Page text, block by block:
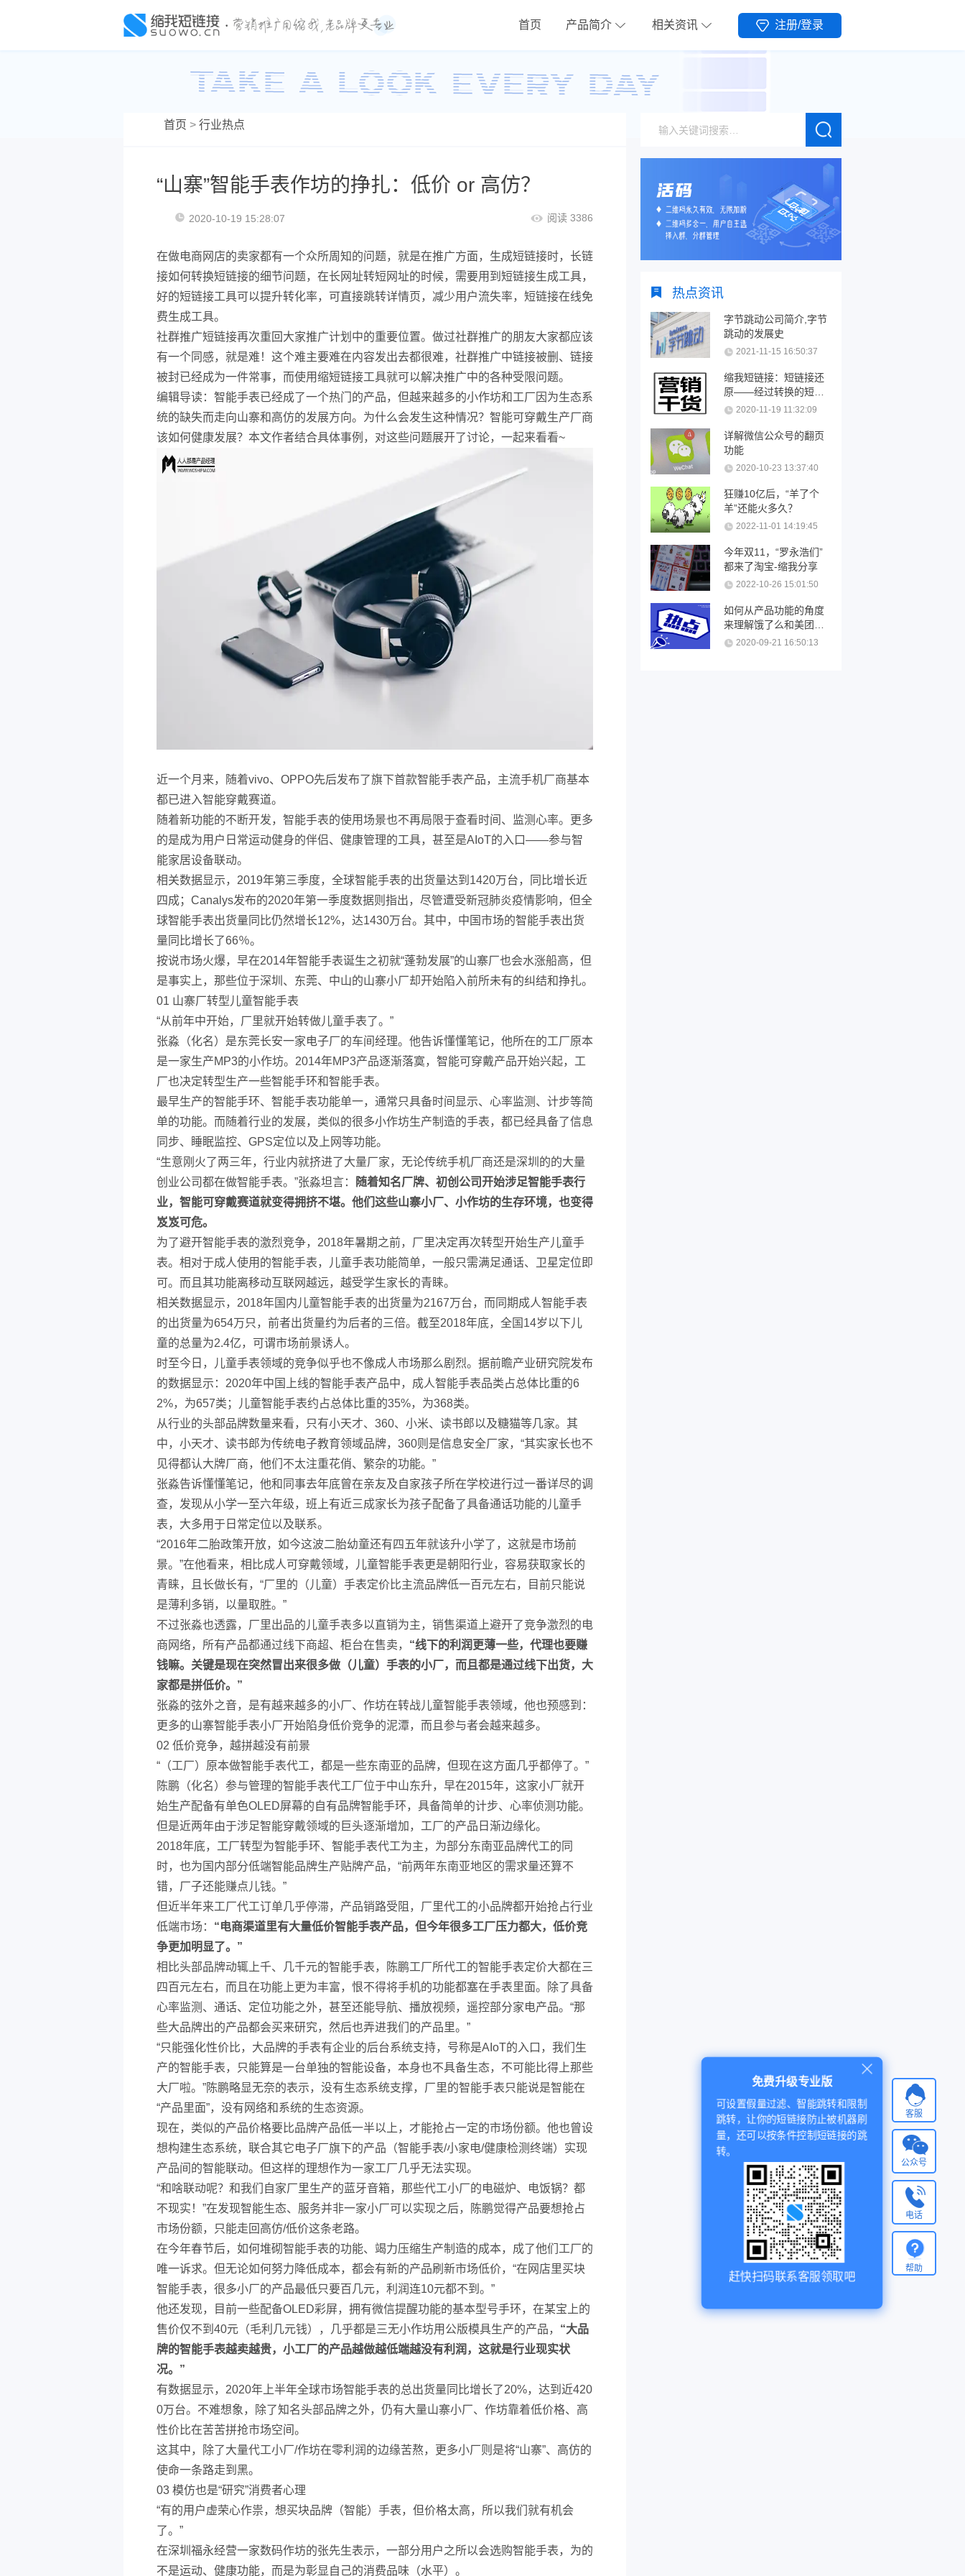
首页 产品简介 相关资讯 注册/登录
首页 > 行业热点
“山寨”智能手表作坊的挣扎：低价 or 高仿？
2020-10-19 15:28:07 阅读 3386
在做电商网店的卖家都有一个众所周知的问题，就是在推广方面，生成短链接时，长链
接如何转换短链接的细节问题，在长网址转短网址的时候，需要用到短链接生成工具，
好的短链接工具可以提升转化率，可直接跳转详情页，减少用户流失率，短链接在线免
费生成工具。
社群推广短链接再次重回大家推广计划中的重要位置。做过社群推广的朋友大家都应该
有一个同感，就是难！这个难主要难在内容发出去都很难，社群推广中链接被删、链接
被封已经成为一件常事，而使用缩短链接工具就可以解决推广中的各种受限问题。
编辑导读：智能手表已经成了一个热门的产品，但越来越多的小作坊和工厂因为生态系
统的缺失而走向山寨和高仿的发展方向。为什么会发生这种情况？智能可穿戴生产厂商
该如何健康发展？本文作者结合具体事例，对这些问题展开了讨论，一起来看看~
近一个月来，随着vivo、OPPO先后发布了旗下首款智能手表产品，主流手机厂商基本
都已进入智能穿戴赛道。
随着新功能的不断开发，智能手表的使用场景也不再局限于查看时间、监测心率。更多
的是成为用户日常运动健身的伴侣、健康管理的工具，甚至是AIoT的入口——参与智
能家居设备联动。
相关数据显示，2019年第三季度，全球智能手表的出货量达到1420万台，同比增长近
四成；Canalys发布的2020年第一季度数据则指出，尽管遭受新冠肺炎疫情影响，但全
球智能手表出货量同比仍然增长12%，达1430万台。其中，中国市场的智能手表出货
量同比增长了66％。
按说市场火爆，早在2014年智能手表诞生之初就“蓬勃发展”的山寨厂也会水涨船高，但
是事实上，那些位于深圳、东莞、中山的山寨小厂却开始陷入前所未有的纠结和挣扎。
01 山寨厂转型儿童智能手表
“从前年中开始，厂里就开始转做儿童手表了。”
张淼（化名）是东莞长安一家电子厂的车间经理。他告诉懂懂笔记，他所在的工厂原本
是一家生产MP3的小作坊。2014年MP3产品逐渐落寞，智能可穿戴产品开始兴起，工
厂也决定转型生产一些智能手环和智能手表。
最早生产的智能手环、智能手表功能单一，通常只具备时间显示、心率监测、计步等简
单的功能。而随着行业的发展，类似的很多小作坊生产制造的手表，都已经具备了信息
同步、睡眠监控、GPS定位以及上网等功能。
“生意刚火了两三年，行业内就挤进了大量厂家，无论传统手机厂商还是深圳的的大量
创业公司都在做智能手表。”张淼坦言：
随着知名厂牌、初创公司开始涉足智能手表行
业，智能可穿戴赛道就变得拥挤不堪。他们这些山寨小厂、小作坊的生存环境，也变得
岌岌可危。
为了避开智能手表的激烈竞争，2018年暑期之前，厂里决定再次转型开始生产儿童手
表。相对于成人使用的智能手表，儿童手表功能简单，一般只需满足通话、卫星定位即
可。而且其功能离移动互联网越远，越受学生家长的青睐。
相关数据显示，2018年国内儿童智能手表的出货量为2167万台，而同期成人智能手表
的出货量为654万只，前者出货量约为后者的三倍。截至2018年底，全国14岁以下儿
童的总量为2.4亿，可谓市场前景诱人。
时至今日，儿童手表领域的竞争似乎也不像成人市场那么剧烈。据前瞻产业研究院发布
的数据显示：2020年中国上线的智能手表产品中，成人智能手表品类占总体比重的6
2%，为657类；儿童智能手表约占总体比重的35%，为368类。
从行业的头部品牌数量来看，只有小天才、360、小米、读书郎以及糖猫等几家。其
中，小天才、读书郎为传统电子教育领域品牌，360则是信息安全厂家，“其实家长也不
见得都认大牌厂商，他们不太注重花俏、繁杂的功能。”
张淼告诉懂懂笔记，他和同事去年底曾在亲友及自家孩子所在学校进行过一番详尽的调
查，发现从小学一至六年级，班上有近三成家长为孩子配备了具备通话功能的儿童手
表，大多用于日常定位以及联系。
“2016年二胎政策开放，如今这波二胎幼童还有四五年就该升小学了，这就是市场前
景。”在他看来，相比成人可穿戴领域，儿童智能手表更是朝阳行业，容易获取家长的
青睐，且长做长有，“厂里的（儿童）手表定价比主流品牌低一百元左右，目前只能说
是薄利多销，以量取胜。”
不过张淼也透露，厂里出品的儿童手表多以直销为主，销售渠道上避开了竞争激烈的电
商网络，所有产品都通过线下商超、柜台在售卖， “线下的利润更薄一些，代理也要赚
钱嘛。关键是现在突然冒出来很多做（儿童）手表的小厂，而且都是通过线下出货，大
家都是拼低价。”
张淼的弦外之音，是有越来越多的小厂、作坊在转战儿童智能手表领域，他也预感到：
更多的山寨智能手表小厂开始陷身低价竞争的泥潭，而且参与者会越来越多。
02 低价竞争，越拼越没有前景
“（工厂）原本做智能手表代工，都是一些东南亚的品牌，但现在这方面几乎都停了。”
陈鹏（化名）参与管理的智能手表代工厂位于中山东升，早在2015年，这家小厂就开
始生产配备有单色OLED屏幕的自有品牌智能手环，具备简单的计步、心率侦测功能。
但是近两年由于涉足智能穿戴领域的巨头逐渐增加，工厂的产品日渐边缘化。
2018年底，工厂转型为智能手环、智能手表代工为主，为部分东南亚品牌代工的同
时，也为国内部分低端智能品牌生产贴牌产品，“前两年东南亚地区的需求量还算不
错，厂子还能赚点儿钱。”
但近半年来工厂代工订单几乎停滞，产品销路受阻，厂里代工的小品牌都开始抢占行业
低端市场： “电商渠道里有大量低价智能手表产品，但今年很多工厂压力都大，低价竞
争更加明显了。”
相比头部品牌动辄上千、几千元的智能手表，陈鹏工厂所代工的智能手表定价大都在三
四百元左右，而且在功能上更为丰富，恨不得将手机的功能都塞在手表里面。除了具备
心率监测、通话、定位功能之外，甚至还能导航、播放视频，遥控部分家电产品。“那
些大品牌出的产品都会买来研究，然后也弄进我们的产品里。”
“只能强化性价比，大品牌的手表有企业的后台系统支持，号称是AIoT的入口，我们生
产的智能手表，只能算是一台单独的智能设备，本身也不具备生态，不可能比得上那些
大厂啦。”陈鹏略显无奈的表示，没有生态系统支撑，厂里的智能手表只能说是智能在
“产品里面”，没有网络和系统的生态资源。
现在，类似的产品价格要比品牌产品低一半以上，才能抢占一定的市场份额。他也曾设
想构建生态系统，联合其它电子厂旗下的产品（智能手表/小家电/健康检测终端）实现
产品间的智能联动。但这样的理想作为一家工厂几乎无法实现。
“和啥联动呢？和我们自家厂里生产的蓝牙音箱，那些代工小厂的电磁炉、电饭锅？都
不现实！”在发现智能生态、服务并非一家小厂可以实现之后，陈鹏觉得产品要想抢占
市场份额，只能走回高仿/低价这条老路。
在今年春节后，如何堆砌智能手表的功能、竭力压缩生产制造的成本，成了他们工厂的
唯一诉求。但无论如何努力降低成本，都会有新的产品刷新市场低价，“在网店里买块
智能手表，很多小厂的产品最低只要百几元，利润连10元都不到。”
他还发现，目前一些配备OLED彩屏，拥有微信提醒功能的基本型号手环，在某宝上的
售价仅不到40元（毛利几元钱），几乎都是三无小作坊用公版模具生产的产品， “大品
牌的智能手表越卖越贵，小工厂的产品越做越低端越没有利润，这就是行业现实状
况。”
有数据显示，2020年上半年全球市场智能手表的总出货量同比增长了20%，达到近420
0万台。不难想象，除了知名头部品牌之外，仍有大量山寨小厂、作坊靠着低价格、高
性价比在苦苦拼抢市场空间。
这其中，除了大量代工小厂/作坊在零利润的边缘苦熬，更多小厂则是将“山寨”、高仿的
使命一条路走到黑。
03 模仿也是“研究”消费者心理
“有的用户虚荣心作祟，想买块品牌（智能）手表，但价格太高，所以我们就有机会
了。”
在深圳福永经营一家数码作坊的张先生表示，一部分用户之所以会选购智能手表，为的
不是运动、健康功能，而是为彰显自己的消费品味（水平）。
热点资讯
字节跳动公司简介,字节
跳动的发展史
2021-11-15 16:50:37
缩我短链接：短链接还
原——经过转换的短链
接可以还原吗？
2020-11-19 11:32:09
详解微信公众号的翻页
功能
2020-10-23 13:37:40
狂赚10亿后，“羊了个
羊”还能火多久？
2022-11-01 14:19:45
今年双11，“罗永浩们”
都来了淘宝-缩我分享
2022-10-26 15:01:50
如何从产品功能的角度
来理解饿了么和美团优
化 2020-09-21 16:50:13
客服
免费升级专业版
可设置假量过滤、智能跳转和限制
跳转，让你的短链接防止被机器刷
量，还可以按条件控制短链接的跳
转。
赶快扫码联系客服领取吧
公众号
电话
帮助